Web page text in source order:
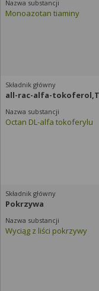
Monoazotan tiaminy
all-rac-alfa-
Octan DL-alfa tokoferylu
Pokrzywa
Wyciąg z liści pokrzywy